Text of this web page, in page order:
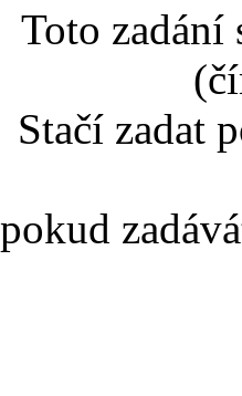
Toto zadání
Stačí zadat
pokud